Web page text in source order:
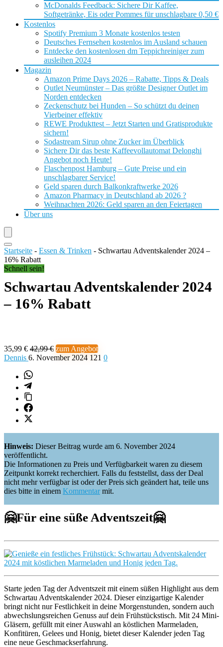
McDonalds Feedback: Sichere Dir Kaffee,
Softgetränke, Eis oder Pommes für unschlagbare 0,50 €
Kostenlos
Spotify Premium 3 Monate kostenlos testen
Deutsches Fernsehen kostenlos im Ausland schauen
Entdecke den kostenlosen dm Teppichreiniger zum
ausleihen 2024
Magazin
Amazon Prime Days 2026 – Rabatte, Tipps & Deals
Outlet Neumünster – Das größte Designer Outlet im
Norden entdecken
Zeckenschutz bei Hunden – So schützt du deinen
Vierbeiner effektiv
REWE Produkttest – Jetzt Starten und Gratisprodukte
sichern!
Sodastream Sirup ohne Zucker im Überblick
Sichere Dir das beste Kaffeevollautomat Delonghi
Angebot noch Heute!
Flaschenpost Hamburg – Gute Preise und ein
unschlagbarer Service!
Geld sparen durch Balkonkraftwerke 2026
Amazon Pharmacy in Deutschland ab 2026 ?
Weihnachten 2026: Geld sparen an den Feiertagen
Über uns
Startseite - Essen & Trinken - Schwartau Adventskalender 2024 –
16% Rabatt
Schnell sein!
Schwartau Adventskalender 2024
– 16% Rabatt
35,99 € 42,99 € zum Angebot
Dennis 6. November 2024 121 0
Hinweis: Dieser Beitrag wurde am 6. November 2024
veröffentlicht.
Die Informationen zu Preis und Verfügbarkeit waren zu diesem
Zeitpunkt korrekt recherchiert. Falls du feststellst, dass der Deal
nicht mehr verfügbar ist oder der Preis sich geändert hat, teile uns
dies bitte in einem Kommentarmit.
🤗Für eine süße Adventszeit🤗
Starte jeden Tag der Adventszeit mit einem süßen Highlight aus dem
Schwartau Adventskalender 2024. Dieser einzigartige Kalender
bringt nicht nur Festlichkeit in deine Morgenstunden, sondern auch
abwechslungsreichen Genuss auf dein Frühstückstisch. Mit 24 Mini-
Gläsern, gefüllt mit einer Auswahl an köstlichen Marmeladen,
Konfitüren, Gelees und Honig, bietet dieser Kalender jeden Tag
eine neue Geschmackserfahrung.